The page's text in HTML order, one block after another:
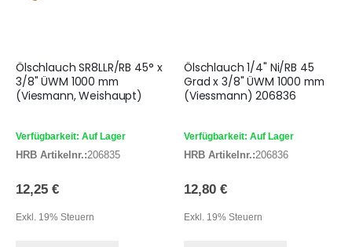
Ölschlauch SR8LLR/RB 45° x
3/8" ÜWM 1000 mm
(Viesmann, Weishaupt)
Verfügbarkeit: Auf Lager
HRB Artikelnr.:206835
12,25 €
Exkl. 19% Steuern
Ölschlauch 1/4" Ni/RB 45
Grad x 3/8" ÜWM 1000 mm
(Viessmann) 206836
Verfügbarkeit: Auf Lager
HRB Artikelnr.:206836
12,80 €
Exkl. 19% Steuern